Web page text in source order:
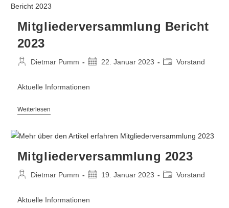
Mitgliederversammlung Bericht
2023
Beitrags-
Dietmar Pumm
Beitrag22. Januar 2023
Beitrags-Vorstand
Aktuelle Informationen
WeiterlesenMitgliederversammlung
Mitgliederversammlung 2023
Beitrags-
Dietmar Pumm
Beitrag19. Januar 2023
Beitrags-Vorstand
Aktuelle Informationen